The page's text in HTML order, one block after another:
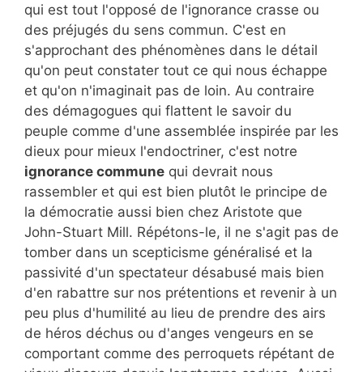
qui est tout l'opposé de l'ignorance crasse ou
des préjugés du sens commun. C'est en
s'approchant des phénomènes dans le détail
qu'on peut constater tout ce qui nous échappe
et qu'on n'imaginait pas de loin. Au contraire
des démagogues qui flattent le savoir du
peuple comme d'une assemblée inspirée par les
dieux pour mieux l'endoctriner, c'est notre
ignorance commune qui devrait nous
rassembler et qui est bien plutôt le principe de
la démocratie aussi bien chez Aristote que
John-Stuart Mill. Répétons-le, il ne s'agit pas de
tomber dans un scepticisme généralisé et la
passivité d'un spectateur désabusé mais bien
d'en rabattre sur nos prétentions et revenir à un
peu plus d'humilité au lieu de prendre des airs
de héros déchus ou d'anges vengeurs en se
comportant comme des perroquets répétant de